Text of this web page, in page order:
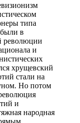
типа
в
революции
и
хрущевский
стали на
Но потом
и
народная